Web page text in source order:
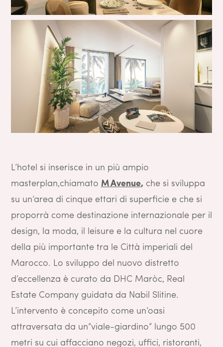
L’hotel si inserisce in un più ampio
masterplan,chiamato M Avenue, che si sviluppa
su un’area di cinque ettari di superficie e che si
proporrà come destinazione internazionale per il
design, la moda, il leisure e la cultura nel cuore
della più importante tra le Città imperiali del
Marocco. Lo sviluppo del nuovo distretto
d’eccellenza è curato da DHC Maròc, Real
Estate Company guidata da Nabil Slitine.
L’intervento è concepito come un’oasi
attraversata da un“viale-giardino” lungo 500
metri su cui affacciano negozi, uffici, ristoranti,